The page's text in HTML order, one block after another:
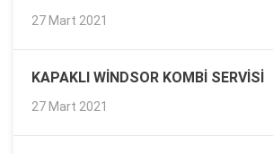
27 Mart 2021
KAPAKLI WINDSOR KOMBI SERVISI
27 Mart 2021